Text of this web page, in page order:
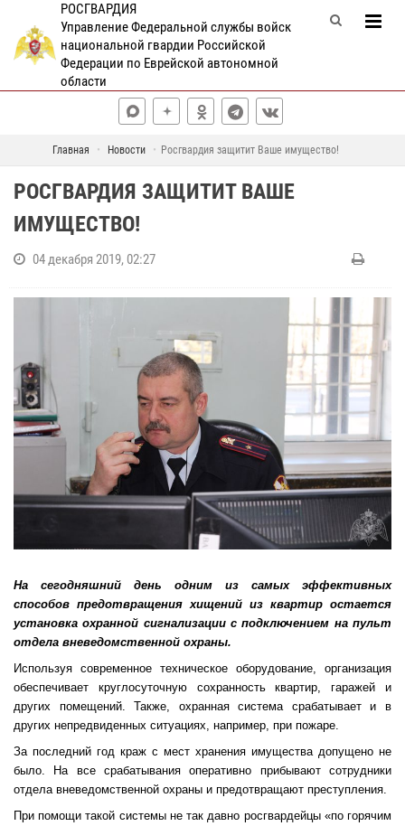
РОСГВАРДИЯ
Управление Федеральной службы войск
национальной гвардии Российской
Федерации по Еврейской автономной
области
Главная Новости Росгвардия защитит Ваше имущество!
РОСГВАРДИЯ ЗАЩИТИТ ВАШЕ
ИМУЩЕСТВО!
04 декабря 2019, 02:27
На сегодняшний день одним из самых эффективных
способов предотвращения хищений из квартир остается
установка охранной сигнализации с подключением на пульт
отдела вневедомственной охраны.
Используя современное техническое оборудование, организация
обеспечивает круглосуточную сохранность квартир, гаражей и
других помещений. Также, охранная система срабатывает и в
других непредвиденных ситуациях, например, при пожаре.
За последний год краж с мест хранения имущества допущено не
было. На все срабатывания оперативно прибывают сотрудники
отдела вневедомственной охраны и предотвращают преступления.
При помощи такой системы не так давно росгвардейцы «по горячим